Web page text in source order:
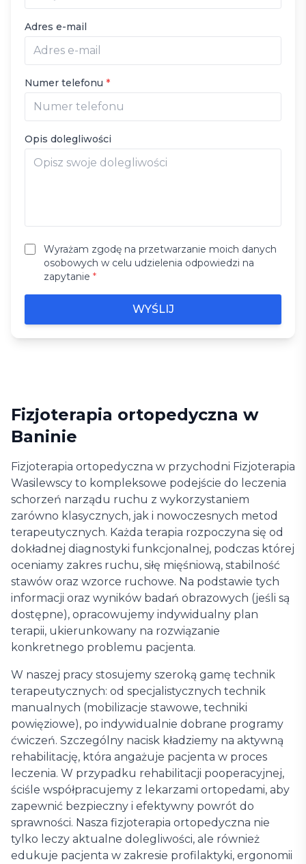
Adres e-mail
Numer telefonu *
Opis dolegliwości
Wyrażam zgodę na przetwarzanie moich danych
osobowych w celu udzielenia odpowiedzi na
zapytanie *
WYŚLIJ
Fizjoterapia ortopedyczna w
Baninie
Fizjoterapia ortopedyczna w przychodni Fizjoterapia
Wasilewscy to kompleksowe podejście do leczenia
schorzeń narządu ruchu z wykorzystaniem
zarówno klasycznych, jak i nowoczesnych metod
terapeutycznych. Każda terapia rozpoczyna się od
dokładnej diagnostyki funkcjonalnej, podczas której
oceniamy zakres ruchu, siłę mięśniową, stabilność
stawów oraz wzorce ruchowe. Na podstawie tych
informacji oraz wyników badań obrazowych (jeśli są
dostępne), opracowujemy indywidualny plan
terapii, ukierunkowany na rozwiązanie
konkretnego problemu pacjenta.
W naszej pracy stosujemy szeroką gamę technik
terapeutycznych: od specjalistycznych technik
manualnych (mobilizacje stawowe, techniki
powięziowe), po indywidualnie dobrane programy
ćwiczeń. Szczególny nacisk kładziemy na aktywną
rehabilitację, która angażuje pacjenta w proces
leczenia. W przypadku rehabilitacji pooperacyjnej,
ściśle współpracujemy z lekarzami ortopedami, aby
zapewnić bezpieczny i efektywny powrót do
sprawności. Nasza fizjoterapia ortopedyczna nie
tylko leczy aktualne dolegliwości, ale również
edukuje pacjenta w zakresie profilaktyki, ergonomii